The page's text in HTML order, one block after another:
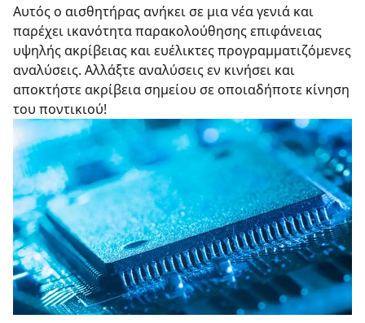
Αυτός ο αισθητήρας ανήκει σε μια νέα γενιά και
παρέχει ικανότητα παρακολούθησης επιφάνειας
υψηλής ακρίβειας και ευέλικτες προγραμματιζόμενες
αναλύσεις. Αλλάξτε αναλύσεις εν κινήσει και
αποκτήστε ακρίβεια σημείου σε οποιαδήποτε κίνηση
του ποντικιού!